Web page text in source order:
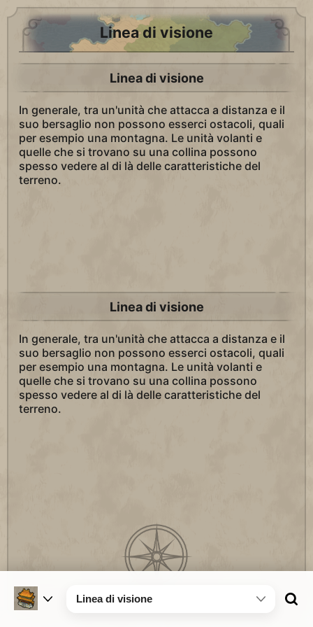
Linea di visione
Linea di visione
In generale, tra un'unità che attacca a distanza e il
suo bersaglio non possono esserci ostacoli, quali
per esempio una montagna. Le unità volanti e
quelle che si trovano su una collina possono
spesso vedere al di là delle caratteristiche del
terreno.
Linea di visione
In generale, tra un'unità che attacca a distanza e il
suo bersaglio non possono esserci ostacoli, quali
per esempio una montagna. Le unità volanti e
quelle che si trovano su una collina possono
spesso vedere al di là delle caratteristiche del
terreno.
Linea di visione